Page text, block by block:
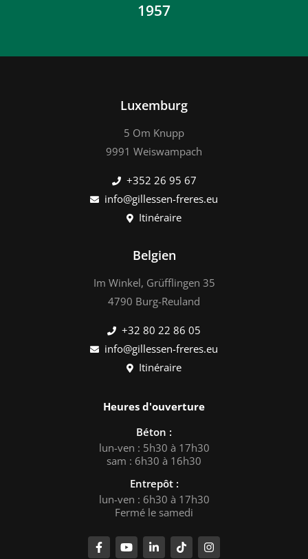
1957
Luxemburg
5 Om Knupp
9991 Weiswampach
+352 26 95 67
info@gillessen-freres.eu
Itinéraire
Belgien
Im Winkel, Grüfflingen 35
4790 Burg-Reuland
+32 80 22 86 05
info@gillessen-freres.eu
Itinéraire
Heures d'ouverture
Béton :
lun-ven : 5h30 à 17h30
sam : 6h30 à 16h30
Entrepôt :
lun-ven : 6h30 à 17h30
Fermé le samedi